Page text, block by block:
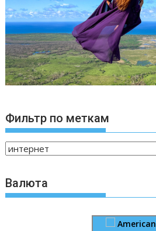
Фильтр по меткам
Валюта
American